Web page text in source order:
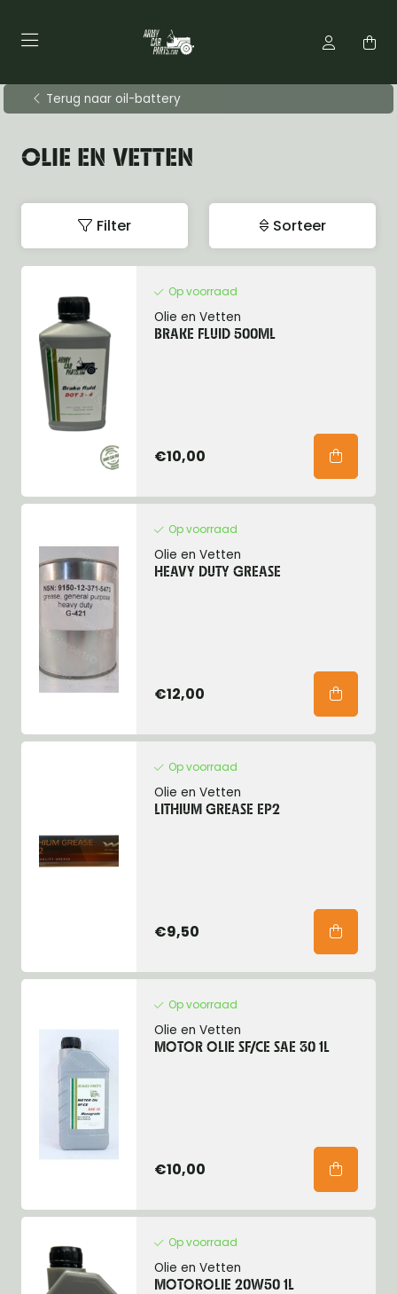
Terug naar oil-battery
OLIE EN VETTEN
Filter Sorteer
Op voorraad
Olie en Vetten
BRAKE FLUID 500ML
€10,00
Op voorraad
Olie en Vetten
HEAVY DUTY GREASE
€12,00
Op voorraad
Olie en Vetten
LITHIUM GREASE EP2
€9,50
Op voorraad
Olie en Vetten
MOTOR OLIE SF/CE SAE 30 1L
€10,00
Op voorraad
Olie en Vetten
MOTOROLIE 20W50 1L